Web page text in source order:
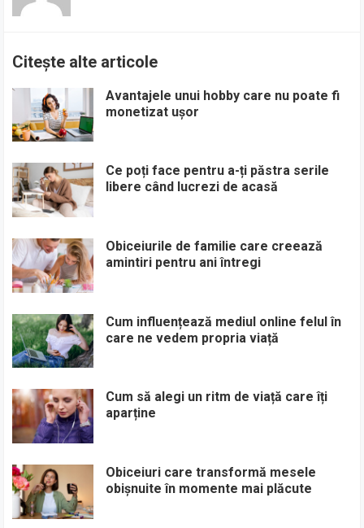
Citește alte articole
Avantajele unui hobby care nu poate fi
monetizat ușor
Ce poți face pentru a-ți păstra serile
libere când lucrezi de acasă
Obiceiurile de familie care creează
amintiri pentru ani întregi
Cum influențează mediul online felul în
care ne vedem propria viață
Cum să alegi un ritm de viață care îți
aparține
Obiceiuri care transformă mesele
obișnuite în momente mai plăcute